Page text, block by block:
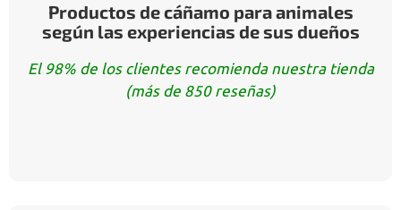
Productos de cáñamo para animales
según las experiencias de sus dueños
El 98% de los clientes recomienda nuestra tienda
(más de 850 reseñas)